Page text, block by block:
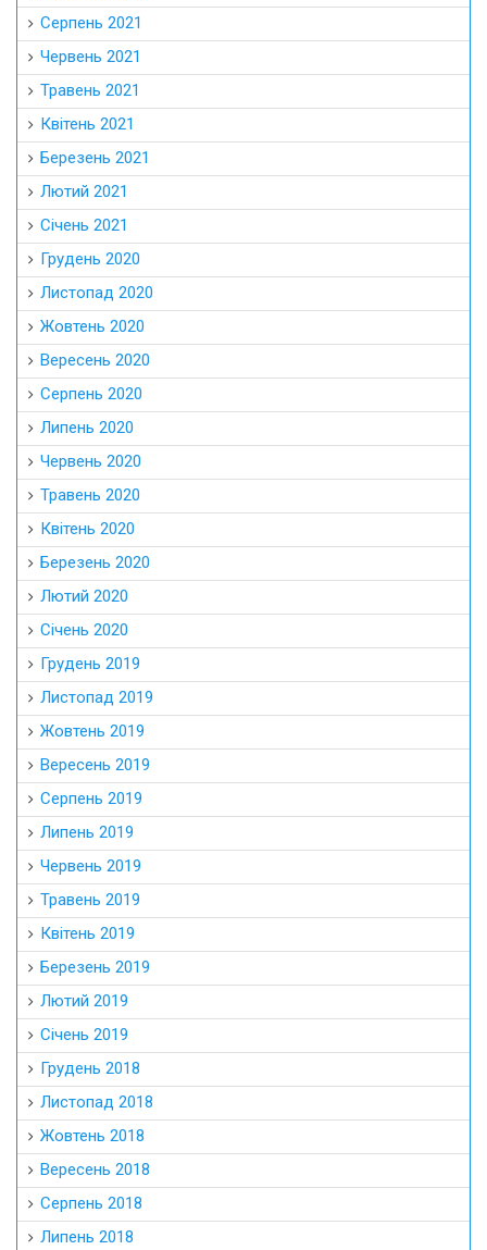
Серпень 2021
Червень 2021
Травень 2021
Квітень 2021
Березень 2021
Лютий 2021
Січень 2021
Грудень 2020
Листопад 2020
Жовтень 2020
Вересень 2020
Серпень 2020
Липень 2020
Червень 2020
Травень 2020
Квітень 2020
Березень 2020
Лютий 2020
Січень 2020
Грудень 2019
Листопад 2019
Жовтень 2019
Вересень 2019
Серпень 2019
Липень 2019
Червень 2019
Травень 2019
Квітень 2019
Березень 2019
Лютий 2019
Січень 2019
Грудень 2018
Листопад 2018
Жовтень 2018
Вересень 2018
Серпень 2018
Липень 2018